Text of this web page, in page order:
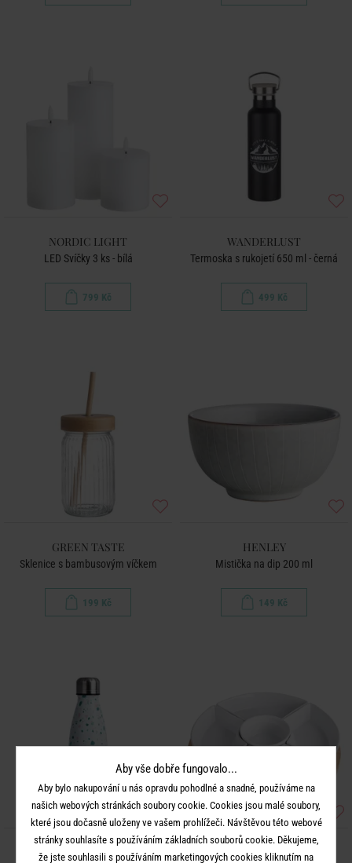
NORDIC LIGHT
LED Svíčky 3 ks - bílá
799 Kč
WANDERLUST
Termoska s rukojetí 650 ml - černá
499 Kč
GREEN TASTE
Sklenice s bambusovým víčkem
199 Kč
HENLEY
Mistička na dip 200 ml
149 Kč
TO GO APPETIZER
Aby vše dobře fungovalo...
Aby bylo nakupování u nás opravdu pohodlné a snadné, používáme na
našich webových stránkách soubory cookie. Cookies jsou malé soubory,
které jsou dočasně uloženy ve vašem prohlížeči. Návštěvou této webové
stránky souhlasíte s používáním základních souborů cookie. Děkujeme,
že jste souhlasili s používáním marketingových cookies kliknutím na